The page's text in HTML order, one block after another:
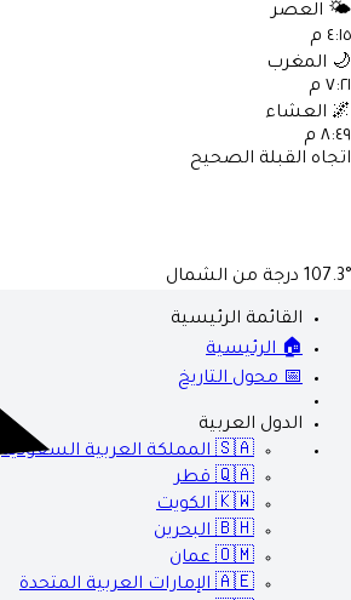
🌤️ العصر
٤:١٥ م
🌙 المغرب
٧:٢١ م
🌌 العشاء
٨:٤٩ م
اتجاه القبلة الصحيح
107.3° درجة من الشمال
القائمة الرئيسية
🏠 الرئيسية
📅 محول التاريخ
الدول العربية
🇸🇦 المملكة العربية السعودية
🇶🇦 قطر
🇰🇼 الكويت
🇧🇭 البحرين
🇴🇲 عمان
🇦🇪 الإمارات العربية المتحدة